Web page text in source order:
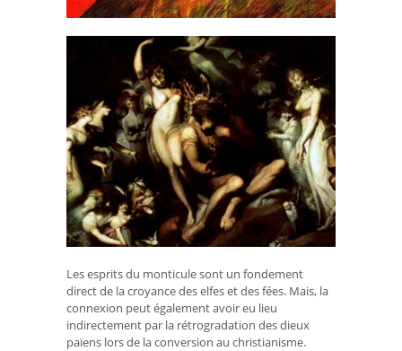
Les esprits du monticule sont un fondement
direct de la croyance des elfes et des fées. Mais, la
connexion peut également avoir eu lieu
indirectement par la rétrogradation des dieux
païens lors de la conversion au christianisme.